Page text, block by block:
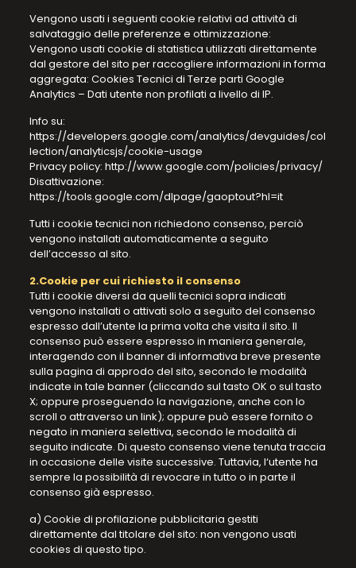
Vengono usati i seguenti cookie relativi ad attività di
salvataggio delle preferenze e ottimizzazione:
Vengono usati cookie di statistica utilizzati direttamente
dal gestore del sito per raccogliere informazioni in forma
aggregata: Cookies Tecnici di Terze parti Google
Analytics – Dati utente non profilati a livello di IP.
Info su:
https://developers.google.com/analytics/devguides/col
lection/analyticsjs/cookie-usage
Privacy policy: http://www.google.com/policies/privacy/
Disattivazione:
https://tools.google.com/dlpage/gaoptout?hl=it
Tutti i cookie tecnici non richiedono consenso, perciò
vengono installati automaticamente a seguito
dell’accesso al sito.
2.Cookie per cui richiesto il consenso
Tutti i cookie diversi da quelli tecnici sopra indicati
vengono installati o attivati solo a seguito del consenso
espresso dall’utente la prima volta che visita il sito. Il
consenso può essere espresso in maniera generale,
interagendo con il banner di informativa breve presente
sulla pagina di approdo del sito, secondo le modalità
indicate in tale banner (cliccando sul tasto OK o sul tasto
X; oppure proseguendo la navigazione, anche con lo
scroll o attraverso un link); oppure può essere fornito o
negato in maniera selettiva, secondo le modalità di
seguito indicate. Di questo consenso viene tenuta traccia
in occasione delle visite successive. Tuttavia, l‘utente ha
sempre la possibilità di revocare in tutto o in parte il
consenso già espresso.
a) Cookie di profilazione pubblicitaria gestiti
direttamente dal titolare del sito: non vengono usati
cookies di questo tipo.